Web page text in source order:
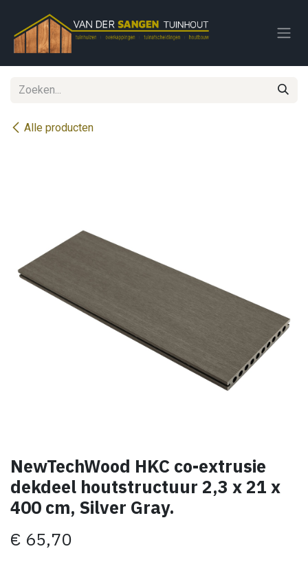
Alle producten
NewTechWood HKC co-extrusie
dekdeel houtstructuur 2,3 x 21 x
400 cm, Silver Gray.
€ 65,70